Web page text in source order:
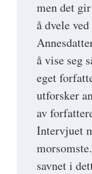
men det
å dvele
å vise seg
eget
utforsker
av
Intervjuet
savnet i